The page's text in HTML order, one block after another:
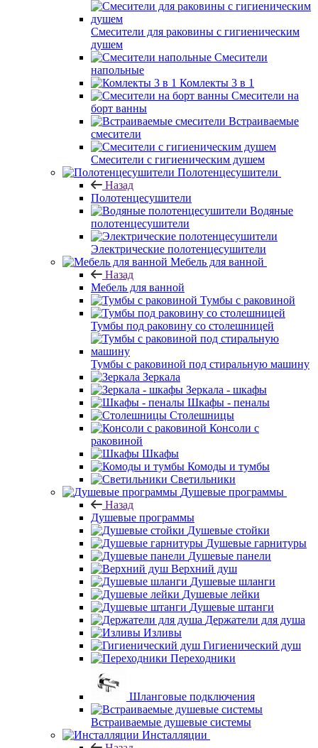
Смесители для раковины с гигиеническим
душем
Смесители
напольные
Комлекты 3 в 1
Смесители на
борт ванны
Встраиваемые
смесители
Смесители с гигиеническим душем
Полотенцесушители
Назад
Полотенцесушители
Водяные
полотенцесушители
Электрические полотенцесушители
Мебель для ванной
Назад
Мебель для ванной
Тумбы с раковиной
Тумбы под раковину со столешницей
Тумбы с раковиной под стиральную машину
Зеркала
Зеркала - шкафы
Шкафы - пеналы
Столешницы
Консоли с
раковиной
Шкафы
Комоды и тумбы
Светильники
Душевые программы
Назад
Душевые программы
Душевые стойки
Душевые гарнитуры
Душевые панели
Верхний душ
Душевые шланги
Душевые лейки
Душевые штанги
Держатели для душа
Изливы
Гигиенический душ
Переходники
Шланговые подключения
Встраиваемые душевые системы
Инсталляции